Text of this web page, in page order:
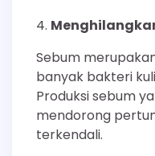
Sebum
banyak bakteri
Produksi sebum
mendorong
terkendali.